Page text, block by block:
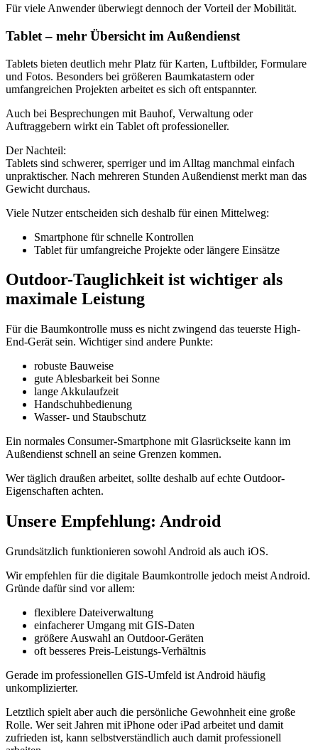
Für viele Anwender überwiegt dennoch der Vorteil der Mobilität.
Tablet – mehr Übersicht im Außendienst
Tablets bieten deutlich mehr Platz für Karten, Luftbilder, Formulare
und Fotos. Besonders bei größeren Baumkatastern oder
umfangreichen Projekten arbeitet es sich oft entspannter.
Auch bei Besprechungen mit Bauhof, Verwaltung oder
Auftraggebern wirkt ein Tablet oft professioneller.
Der Nachteil:
Tablets sind schwerer, sperriger und im Alltag manchmal einfach
unpraktischer. Nach mehreren Stunden Außendienst merkt man das
Gewicht durchaus.
Viele Nutzer entscheiden sich deshalb für einen Mittelweg:
Smartphone für schnelle Kontrollen
Tablet für umfangreiche Projekte oder längere Einsätze
Outdoor-Tauglichkeit ist wichtiger als
maximale Leistung
Für die Baumkontrolle muss es nicht zwingend das teuerste High-
End-Gerät sein. Wichtiger sind andere Punkte:
robuste Bauweise
gute Ablesbarkeit bei Sonne
lange Akkulaufzeit
Handschuhbedienung
Wasser- und Staubschutz
Ein normales Consumer-Smartphone mit Glasrückseite kann im
Außendienst schnell an seine Grenzen kommen.
Wer täglich draußen arbeitet, sollte deshalb auf echte Outdoor-
Eigenschaften achten.
Unsere Empfehlung: Android
Grundsätzlich funktionieren sowohl Android als auch iOS.
Wir empfehlen für die digitale Baumkontrolle jedoch meist Android.
Gründe dafür sind vor allem:
flexiblere Dateiverwaltung
einfacherer Umgang mit GIS-Daten
größere Auswahl an Outdoor-Geräten
oft besseres Preis-Leistungs-Verhältnis
Gerade im professionellen GIS-Umfeld ist Android häufig
unkomplizierter.
Letztlich spielt aber auch die persönliche Gewohnheit eine große
Rolle. Wer seit Jahren mit iPhone oder iPad arbeitet und damit
zufrieden ist, kann selbstverständlich auch damit professionell